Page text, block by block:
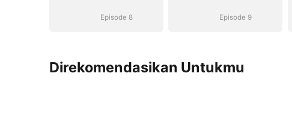
Episode 8
Episode 9
Direkomendasikan Untukmu